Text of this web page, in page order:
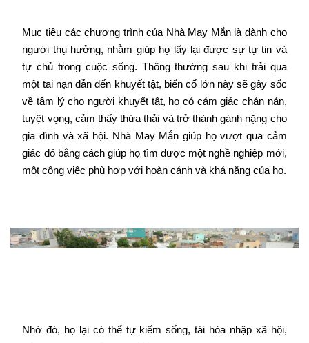
Mục tiêu các chương trình của Nhà May Mắn là dành cho
người thụ hưởng, nhằm giúp họ lấy lại được sự tự tin và
tự chủ trong cuộc sống. Thông thường sau khi trải qua
một tai nạn dẫn đến khuyết tật, biến cố lớn này sẽ gây sốc
về tâm lý cho người khuyết tật, họ có cảm giác chán nản,
tuyệt vọng, cảm thấy thừa thải và trở thành gánh nặng cho
gia đình và xã hội. Nhà May Mắn giúp họ vượt qua cảm
giác đó bằng cách giúp họ tìm được một nghề nghiệp mới,
một công việc phù hợp với hoàn cảnh và khả năng của họ.
Nhờ đó, họ lại có thể tự kiếm sống, tái hòa nhập xã hội,